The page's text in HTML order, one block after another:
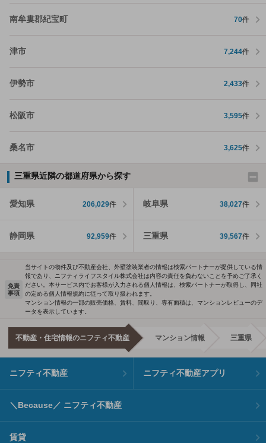
南牟婁郡紀宝町 70件
津市 7,244件
伊勢市 2,433件
松阪市 3,595件
桑名市 3,625件
三重県近隣の都道府県から探す
愛知県 206,029件 岐阜県 38,027件
静岡県 92,959件 三重県 39,567件
免責
事項
当サイトの物件及び不動産会社、外壁塗装業者の情報は検索パートナーが提供している情
報であり、ニフティライフスタイル株式会社は内容の責任を負わないことを予めご了承く
ださい。本サービス内でお客様が入力される個人情報は、検索パートナーが取得し、同社
の定める個人情報規約に従って取り扱われます。
マンション情報の一部の販売価格、賃料、間取り、専有面積は、マンションレビューのデ
ータを表示しています。
不動産・住宅情報のニフティ不動産 マンション情報 三重県
ニフティ不動産 ニフティ不動産アプリ
＼Because／ ニフティ不動産
賃貸